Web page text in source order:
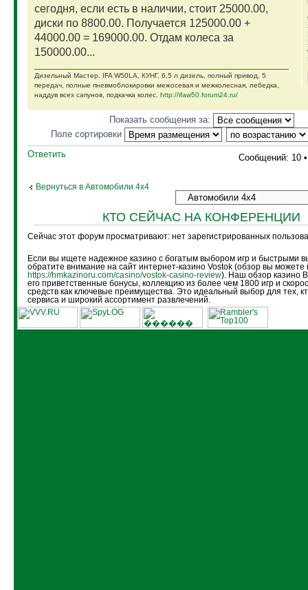
сегодня, если есть в наличии, стоит 25000.00,
диски по 8800.00. Получается 125000.00 +
44000.00 = 169000.00. Отдам колеса за
150000.00...
Дизельный Мастер. IFA W50LA, КУНГ, 6,5 л дизель, полный привод, 5
передач, полные пневмоблокировки межосевая и межколесная, лебедка,
наддув всех сапунов, подкачка колес. http://ifaw50.forum24.ru/
Показать сообщения за:
Поле сортировки
Ответить
Сообщений: 10
Вернуться в Автомобили 4х4
КТО СЕЙЧАС НА КОНФЕРЕНЦИИ
Сейчас этот форум просматривают: нет зарегистрированных
Если вы ищете надежное казино с богатым выбором игр и быстрыми
обратите внимание на сайт интернет-казино Vostok (обзор вы можете
https://hmkazinoru.com/casino/vostok-casino-review). Наш обзор казино
его приветственные бонусы, коллекцию из более чем 1800 игр и
средств как ключевые преимущества. Это идеальный выбор для тех,
сервиса и широкий ассортимент развлечений.